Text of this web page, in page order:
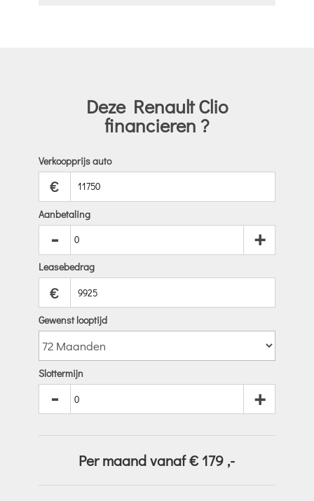
Deze Renault Clio
financieren ?
Verkoopprijs auto
€
Aanbetaling
- +
Leasebedrag
€
Gewenst looptijd
Slottermijn
- +
Per maand vanaf €179 ,-